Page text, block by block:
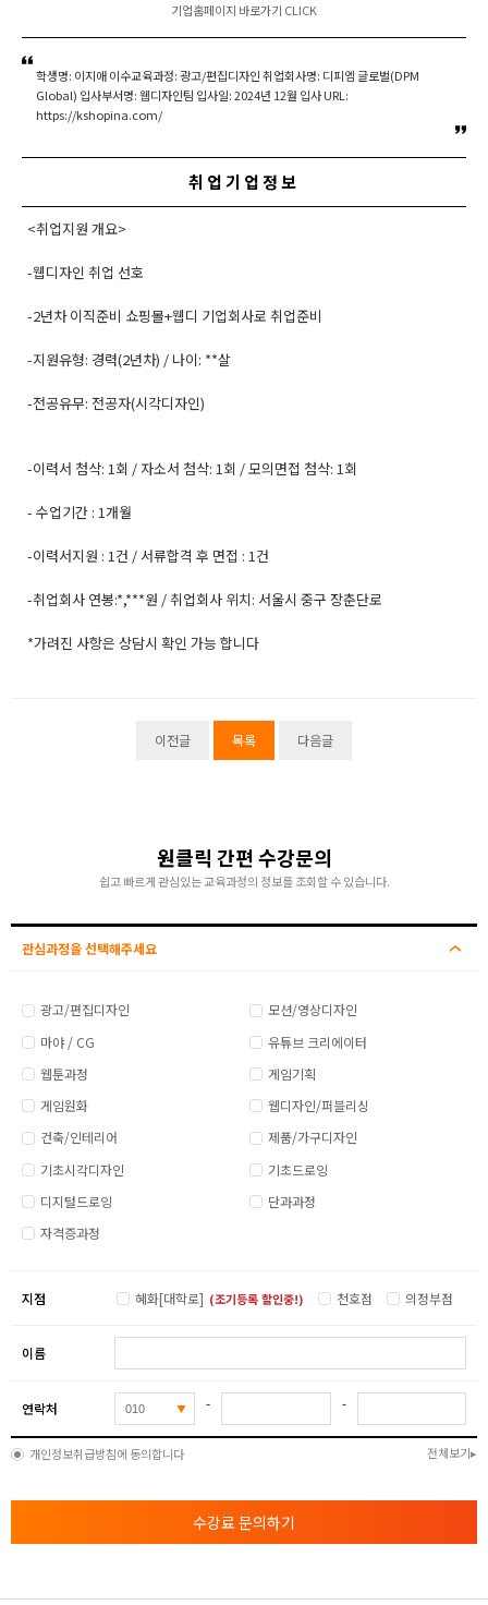
기업홈페이지 바로가기 CLICK
학생명: 이지애 이수교육과정: 광고/편집디자인 취업회사명: 디피엠 글로벌(DPM
Global) 입사부서명: 웹디자인팀 입사일: 2024년 12월 입사 URL:
https://kshopina.com/
취업기업정보
<취업지원 개요>
-웹디자인 취업 선호
-2년차 이직준비 쇼핑몰+웹디 기업회사로 취업준비
-지원유형: 경력(2년차) / 나이: **살
-전공유무: 전공자(시각디자인)
-이력서 첨삭: 1회 / 자소서 첨삭: 1회 / 모의면접 첨삭: 1회
- 수업기간 : 1개월
-이력서지원 : 1건 / 서류합격 후 면접 : 1건
-취업회사 연봉:*,***원 / 취업회사 위치: 서울시 중구 장춘단로
*가려진 사항은 상담시 확인 가능 합니다
이전글 목록 다음글
원클릭 간편 수강문의
쉽고 빠르게 관심있는 교육과정의 정보를 조회할 수 있습니다.
관심과정을 선택해주세요
광고/편집디자인
모션/영상디자인
마야 / CG
유튜브 크리에이터
웹툰과정
게임기획
게임원화
웹디자인/퍼블리싱
건축/인테리어
제품/가구디자인
기초시각디자인
기초드로잉
디지털드로잉
단과과정
자격증과정
지점 혜화[대학로] (조기등록 할인중!) 천호점 의정부점
이름
연락처 - -
개인정보취급방침에 동의합니다 전체보기
수강료 문의하기